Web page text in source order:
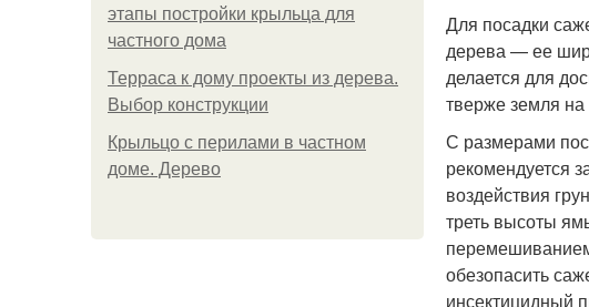
этапы постройки крыльца для
частного дома
Терраса к дому проекты из дерева.
Выбор конструкции
Крыльцо с перилами в частном
доме. Дерево
Для посадки
дерева — ее
делается для
тверже земля
С размерами
рекомендуется
воздействия
треть высоты
обезопасить
инсектицидный